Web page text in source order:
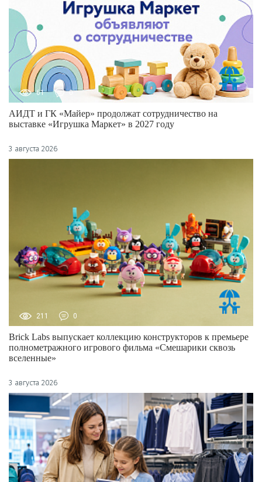
61 0
АИДТ и ГК «Майер» продолжат сотрудничество на
выставке «Игрушка Маркет» в 2027 году
3 августа 2026
211 0
Brick Labs выпускает коллекцию конструкторов к премьере
полнометражного игрового фильма «Смешарики сквозь
вселенные»
3 августа 2026